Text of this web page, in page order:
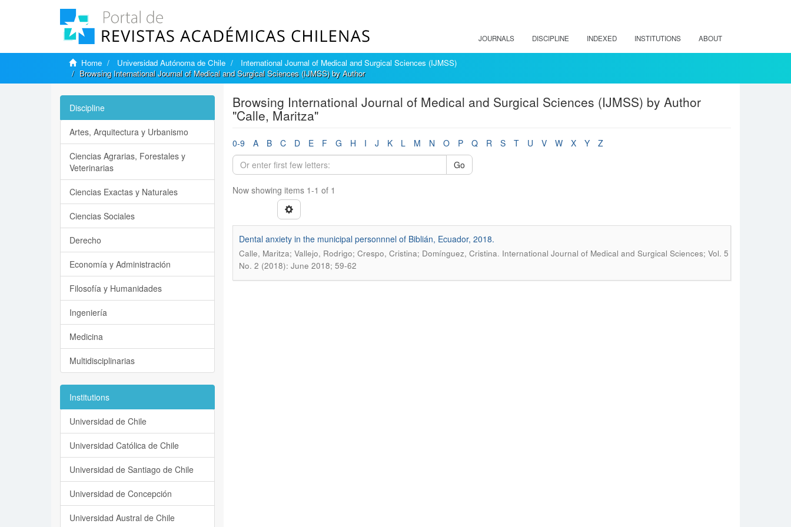
JOURNALS DISCIPLINE INDEXED INSTITUTIONS ABOUT
Home Universidad Autónoma de Chile
International Journal of Medical and Surgical Sciences (IJMSS)
Browsing International Journal of Medical and Surgical Sciences (IJMSS) by Author
Browsing International Journal of Medical and Surgical Sciences (IJMSS) by Author
"Calle, Maritza"
0-9 A B C D E F G H I J K L M N O P Q R S T U V W X Y
Z
Go
Now showing items 1-1 of 1
Dental anxiety in the municipal personnnel of Biblián, Ecuador, 2018.
Calle, Maritza; Vallejo, Rodrigo; Crespo, Cristina; Domínguez, Cristina. International Journal of Medical and Surgical Sciences; Vol. 5
No. 2 (2018): June 2018; 59-62
Discipline
Artes, Arquitectura y Urbanismo
Ciencias Agrarias, Forestales y
Veterinarias
Ciencias Exactas y Naturales
Ciencias Sociales
Derecho
Economía y Administración
Filosofía y Humanidades
Ingeniería
Medicina
Multidisciplinarias
Institutions
Universidad de Chile
Universidad Católica de Chile
Universidad de Santiago de Chile
Universidad de Concepción
Universidad Austral de Chile